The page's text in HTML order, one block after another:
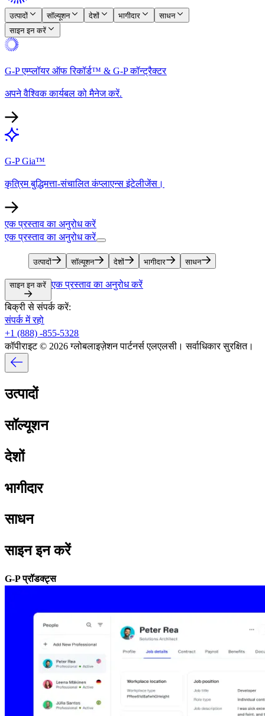
उत्पादों​​ सॉल्यूशन​​ देशों​​ भागीदार​​
साधन​​
साइन इन करें​​
G-P एम्प्लॉयर ऑफ रिकॉर्ड™ & G-P कॉन्ट्रैक्टर​​
अपने वैश्विक कार्यबल को मैनेज करें.​​
G-P Gia™​​
कृत्रिम बुद्धिमत्ता-संचालित कंप्लाएन्स इंटेलीजेंस।​​
एक प्रस्ताव का अनुरोध करें​​
एक प्रस्ताव का अनुरोध करें​​
उत्पादों​​ सॉल्यूशन​​ देशों​​ भागीदार​​ साधन​​
साइन इन करें​​ एक प्रस्ताव का अनुरोध करें​​
बिक्री से संपर्क करें:​​
संपर्क में रहो​​
+1 (888) -855-5328​​
कॉपीराइट © 2026 ग्लोबलाइज़ेशन पार्टनर्स एलएलसी। सर्वाधिकार सुरक्षित।​​
उत्पादों​​
सॉल्यूशन​​
देशों​​
भागीदार​​
साधन​​
साइन इन करें​​
G-P प्रॉडक्ट्स​​